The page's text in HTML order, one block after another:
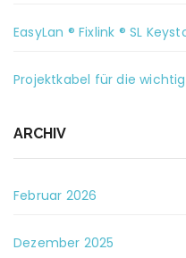
EasyLan ® Fixlink ® SL
Projektkabel für die
ARCHIV
Februar 2026
Dezember 2025